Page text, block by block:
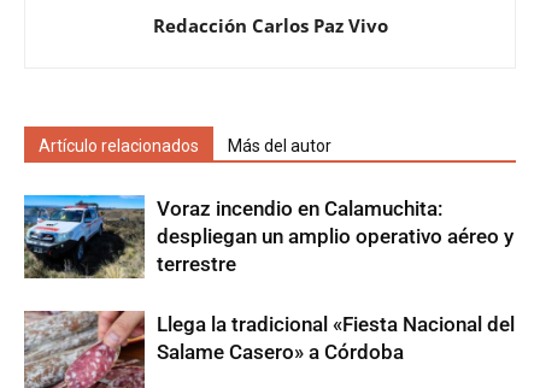
Redacción Carlos Paz Vivo
Artículo relacionados Más del autor
Voraz incendio en Calamuchita:
despliegan un amplio operativo aéreo y
terrestre
Llega la tradicional «Fiesta Nacional del
Salame Casero» a Córdoba